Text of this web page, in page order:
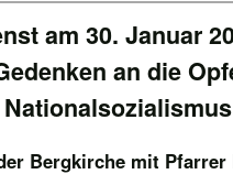
am 30. Januar
an die
Nationalsozialismus
Bergkirche mit Pfarrer